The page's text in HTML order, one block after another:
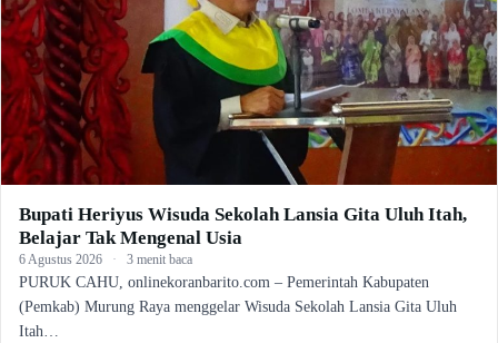
Bupati Heriyus Wisuda Sekolah Lansia Gita Uluh Itah,
Belajar Tak Mengenal Usia
6 Agustus 2026 · 3 menit baca
PURUK CAHU, onlinekoranbarito.com – Pemerintah Kabupaten
(Pemkab) Murung Raya menggelar Wisuda Sekolah Lansia Gita Uluh
Itah…